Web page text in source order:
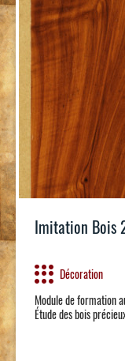
Imitation Bois
Décoration
Module de formation
Étude des bois